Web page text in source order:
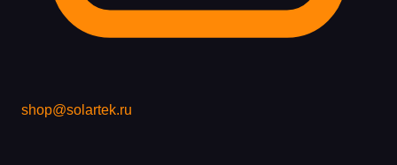
shop@solartek.ru